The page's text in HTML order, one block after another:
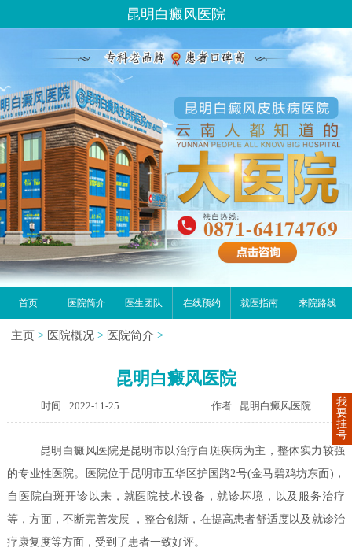
昆明白癜风医院
首页 医院简介 医生团队 在线预约 就医指南 来院路线
主页 > 医院概况 > 医院简介 >
昆明白癜风医院
时间: 2022-11-25 作者: 昆明白癜风医院
昆明白癜风医院是昆明市以治疗白斑疾病为主，整体实力较强
的专业性医院。医院位于昆明市五华区护国路2号(金马碧鸡坊东面)，
自医院白斑开诊以来，就医院技术设备，就诊坏境，以及服务治疗
等，方面，不断完善发展 ，整合创新，在提高患者舒适度以及就诊治
疗康复度等方面，受到了患者一致好评。
我
要
挂
号